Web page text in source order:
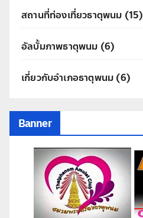
สถานที่ท่องเที่ยวธาตุพนม (15)
อัลบั้มภาพธาตุพนม (6)
เกี่ยวกับอำเภอธาตุพนม (6)
Banner